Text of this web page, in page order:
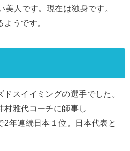
人です。現在は独身です。
うです。
スイイミングの選手でした。
村雅代コーチに師事し
2年連続日本１位。日本代表と